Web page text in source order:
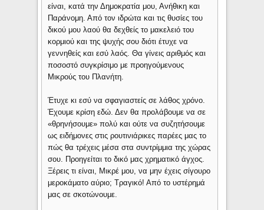
είναι, κατά την Δημοκρατία μου, Ανήθικη και
Παράνομη. Από τον ιδρώτα και τις θυσίες του
δικού μου λαού θα δεχθείς το μακελειό του
κορμιού και της ψυχής σου διότι έτυχε να
γεννηθείς και εσύ λαός. Θα γίνεις αριθμός και
ποσοστό συγκρίσιμο με προηγούμενους
Μικρούς του Πλανήτη.
Έτυχε κι εσύ να σφαγιαστείς σε λάθος χρόνο.
Έχουμε κρίση εδώ. Δεν θα προλάβουμε να σε
«θρηνήσουμε» πολύ και ούτε να συζητήσουμε
ως ειδήμονες στις ρουτινιάρικες παρέες μας το
πώς θα τρέχεις μέσα στα συντρίμμια της χώρας
σου. Προηγείται το δικό μας χρηματικό άγχος.
Ξέρεις τι είναι, Μικρέ μου, να μην έχεις σίγουρο
μεροκάματο αύριο; Τραγικό! Από το υστέρημά
μας σε σκοτώνουμε.